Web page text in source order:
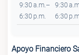
9:30 a.m.–
6:30 p.m.
9:30
6:30
Apoyo Financiero